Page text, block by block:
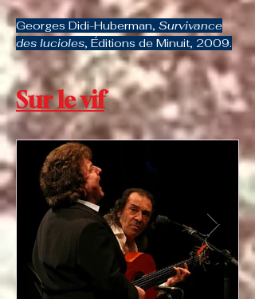
Georges Didi-Huberman, Survivance
des lucioles, Éditions de Minuit, 2009.
Sur le vif